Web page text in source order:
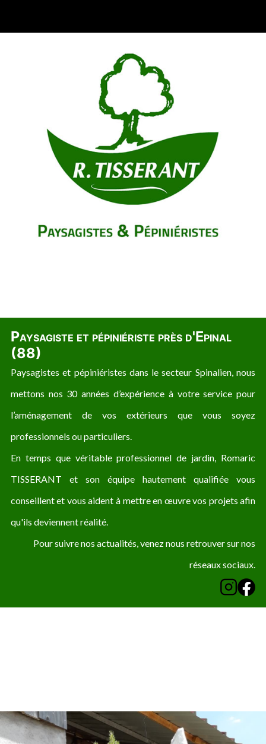
Paysagiste et pépiniériste près d'Epinal
(88)
Paysagistes et pépiniéristes dans le secteur Spinalien, nous
mettons nos 30 années d’expérience à votre service pour
l’aménagement de vos extérieurs que vous soyez
professionnels ou particuliers.
En temps que véritable professionnel de jardin, Romaric
TISSERANT et son équipe hautement qualifiée vous
conseillent et vous aident à mettre en œuvre vos projets afin
qu'ils deviennent réalité.
Pour suivre nos actualités, venez nous retrouver sur nos
réseaux sociaux.